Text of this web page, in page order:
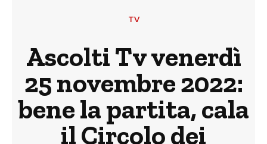
TV
Ascolti Tv venerdì
25 novembre 2022:
bene la partita, cala
il Circolo dei